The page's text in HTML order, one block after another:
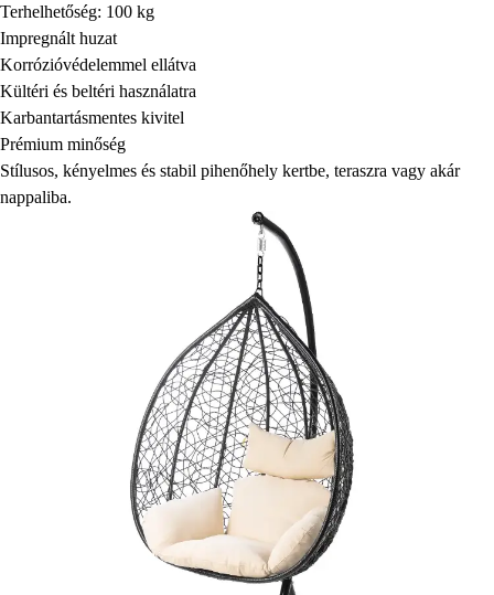
Terhelhetőség: 100 kg
Impregnált huzat
Korrózióvédelemmel ellátva
Kültéri és beltéri használatra
Karbantartásmentes kivitel
Prémium minőség
Stílusos, kényelmes és stabil pihenőhely kertbe, teraszra vagy akár
nappaliba.